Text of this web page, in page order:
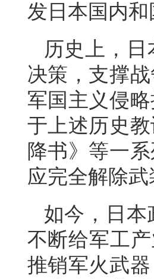
发日本国内
历史上，
决策，支撑
军国主义侵
于上述历史
降书》等一
应完全解除
如今，日
不断给军工
推销军火武